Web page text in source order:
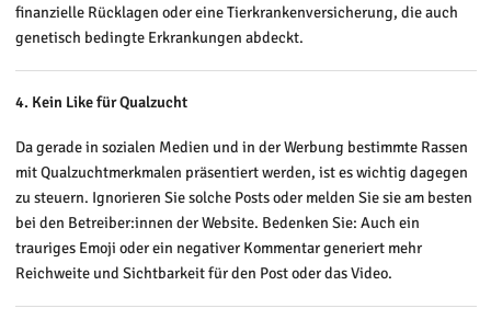
finanzielle Rücklagen oder eine Tierkrankenversicherung, die auch
genetisch bedingte Erkrankungen abdeckt.
4. Kein Like für Qualzucht
Da gerade in sozialen Medien und in der Werbung bestimmte Rassen
mit Qualzuchtmerkmalen präsentiert werden, ist es wichtig dagegen
zu steuern. Ignorieren Sie solche Posts oder melden Sie sie am besten
bei den Betreiber:innen der Website. Bedenken Sie: Auch ein
trauriges Emoji oder ein negativer Kommentar generiert mehr
Reichweite und Sichtbarkeit für den Post oder das Video.